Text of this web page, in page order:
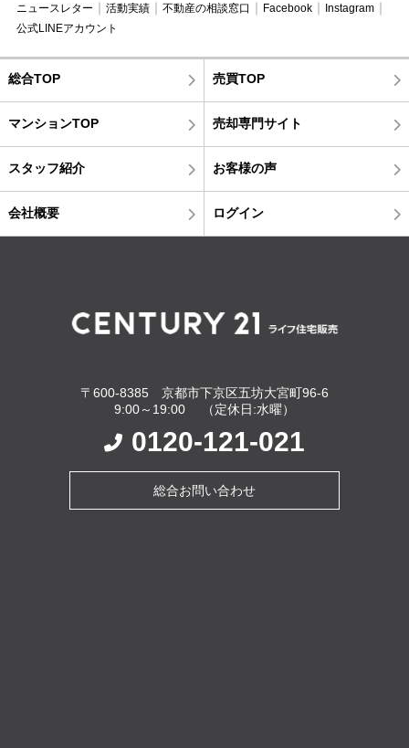
ニュースレター
活動実績 不動産の相談窓口 Facebook
Instagram
公式LINEアカウント
総合TOP 売買TOP
マンションTOP 売却専門サイト
スタッフ紹介 お客様の声
会社概要 ログイン
〒600-8385 京都市下京区五坊大宮町96-6
9:00～19:00 （定休日:水曜）
0120-121-021
総合お問い合わせ